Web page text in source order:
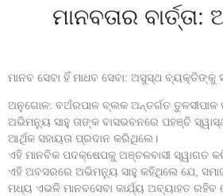
ମାନବତାର
ମାନବ ସେବା ହିଁ ମାଧବ ସେବା: ଅସୁସ୍ଥ ବ୍ୟକ୍ତିଙ୍କୁ
ଅନୁଗୋଳ: ବଅଁରପାଳ ବ୍ଲକ ଅନ୍ତର୍ଗତ ତୁଳସୀପାଳ
ଅଭିମନ୍ୟୁ ସାହୁ ତାଙ୍କ ବାସଭବନରେ ପହଞ୍ଚି
ଆର୍ଥିକ ସହାୟତା ପ୍ରଦାନ କରିଥିଲେ।
ଏହି ମାନବିକ ପଦକ୍ଷେପକୁ ଅଞ୍ଚଳବାସୀ ସ୍ୱାଗତ
ଏହି ଅବସରରେ ଅଭିମନ୍ୟୁ ସାହୁ କହିଥିଲେ ଯେ,
ମଧ୍ୟ ଏଭଳି ମାନବସେବା କାର୍ଯ୍ୟ ଅବ୍ୟାହତ ରହିବ